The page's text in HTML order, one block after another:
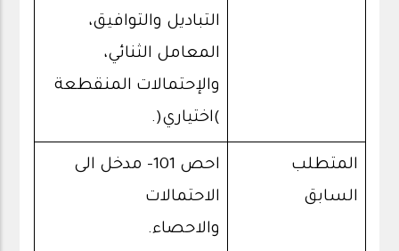
التباديل والتوافيق،
المعامل الثنائي،
والإحتمالات المنقطعة
)اختياري(.
المتطلب
السابق
احص 101- مدخل الى
الاحتمالات
والاحصاء.